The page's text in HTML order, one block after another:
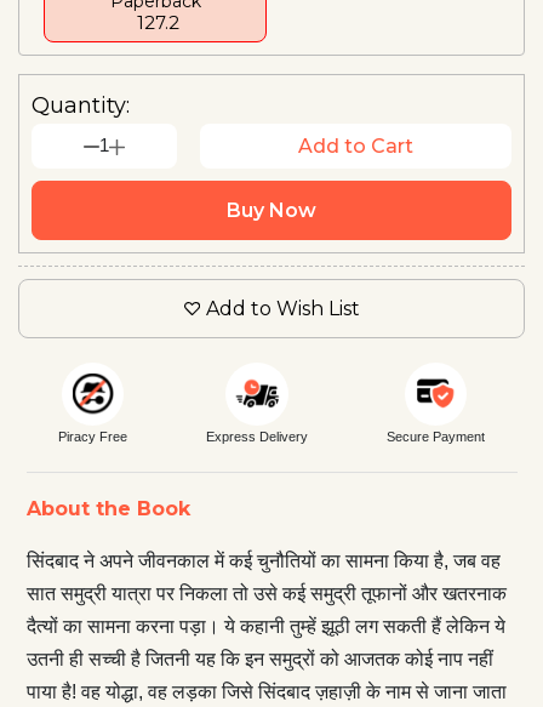
₹ 127.2
Quantity:
1 Add to Cart
Buy Now
Add to Wish List
Piracy Free Express Delivery Secure Payment
About the Book
सिंदबाद ने अपने जीवनकाल में कई चुनौतियों का सामना किया है, जब वह
सात समुद्री यात्रा पर निकला तो उसे कई समुद्री तूफानों और खतरनाक
दैत्यों का सामना करना पड़ा। ये कहानी तुम्हें झूठी लग सकती हैं लेकिन ये
उतनी ही सच्ची है जितनी यह कि इन समुद्रों को आजतक कोई नाप नहीं
पाया है! वह योद्धा, वह लड़का जिसे सिंदबाद ज़हाज़ी के नाम से जाना जाता